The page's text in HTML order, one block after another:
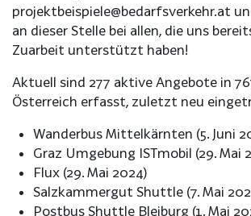
projektbeispiele@bedarfsverkehr.at
an dieser Stelle bei allen, die uns
Zuarbeit unterstützt haben!
Aktuell sind 277 aktive Angebote in
Österreich erfasst, zuletzt neu
Wanderbus Mittelkärnten (5. Juni
Graz Umgebung ISTmobil (29. Mai
Flux (29. Mai 2024)
Salzkammergut Shuttle (7. Mai
Postbus Shuttle Bleiburg (1. Mai